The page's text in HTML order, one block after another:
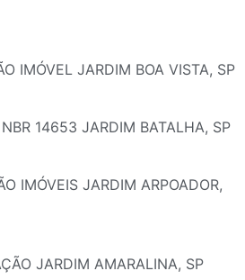
IMÓVEL JARDIM BOA VISTA, SP
14653 JARDIM BATALHA, SP
IMÓVEIS JARDIM ARPOADOR,
JARDIM AMARALINA, SP